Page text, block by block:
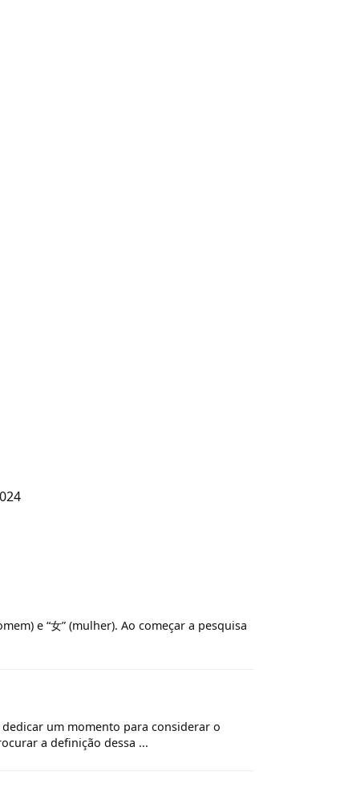
e “女” (mulher). Ao começar a pesquisa
um momento para considerar o
a definição dessa ...